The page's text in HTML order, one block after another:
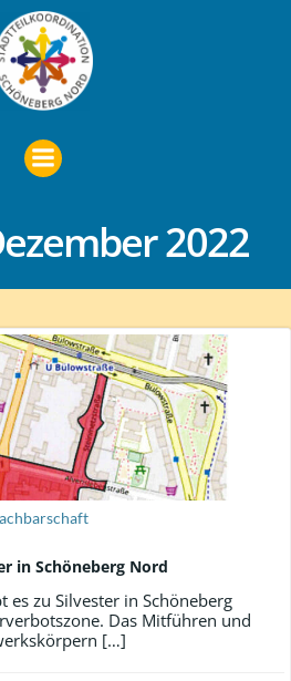
Zum
Inhalt
springen
2022
in Schöneberg Nord
es zu Silvester in Schöneberg
Das Mitführen und
[…]